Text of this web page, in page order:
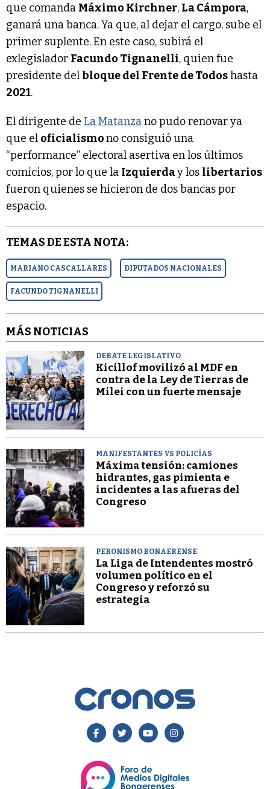
que comanda Máximo Kirchner, La Cámpora,
ganará una banca. Ya que, al dejar el cargo, sube el
primer suplente. En este caso, subirá el
exlegislador Facundo Tignanelli, quien fue
presidente delbloque del Frente de Todoshasta
2021.
El dirigente de La Matanzano pudo renovar ya
que el oficialismono consiguió una
“performance” electoral asertiva en los últimos
comicios, por lo que la Izquierday los libertarios
fueron quienes se hicieron de dos bancas por
espacio.
TEMAS DE ESTA NOTA:
MARIANO CASCALLARES DIPUTADOS NACIONALES
FACUNDO TIGNANELLI
MÁS NOTICIAS
DEBATE LEGISLATIVO
Kicillof movilizó al MDF en
contra de la Ley de Tierras de
Milei con un fuerte mensaje
MANIFESTANTES VS POLICÍAS
Máxima tensión: camiones
hidrantes, gas pimienta e
incidentes a las afueras del
Congreso
PERONISMO BONAERENSE
La Liga de Intendentes mostró
volumen político en el
Congreso y reforzó su
estrategia